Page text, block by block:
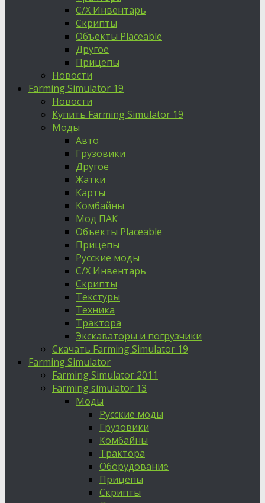
С/Х Инвентарь
Скрипты
Объекты Placeable
Другое
Прицепы
Новости
Farming Simulator 19
Новости
Купить Farming Simulator 19
Моды
Авто
Грузовики
Другое
Жатки
Карты
Комбайны
Мод ПАК
Объекты Placeable
Прицепы
Русские моды
С/Х Инвентарь
Скрипты
Текстуры
Техника
Трактора
Экскаваторы и погрузчики
Скачать Farming Simulator 19
Farming Simulator
Farming Simulator 2011
Farming simulator 13
Моды
Русские моды
Грузовики
Комбайны
Трактора
Оборудование
Прицепы
Скрипты